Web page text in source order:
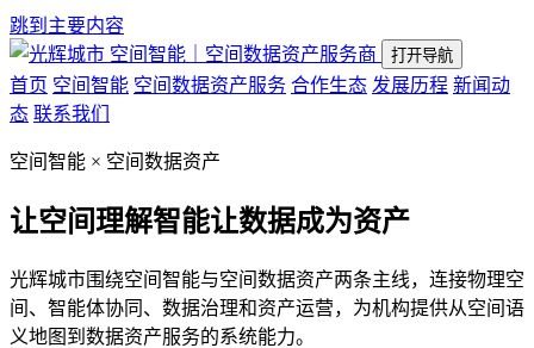
跳到主要内容
空间智能｜空间数据资产服务商
打开导航
首页 空间智能 空间数据资产服务 合作生态 发展历程 新闻动
态 联系我们
空间智能 × 空间数据资产
让空间理解智能让数据成为资产
光辉城市围绕空间智能与空间数据资产两条主线，连接物理空
间、智能体协同、数据治理和资产运营，为机构提供从空间语
义地图到数据资产服务的系统能力。